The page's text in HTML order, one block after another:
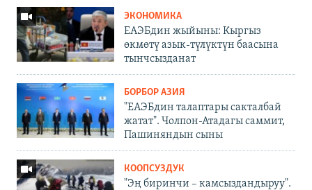
ЭКОНОМИКА
ЕАЭБдин жыйыны: Кыргыз
өкмөтү азык-түлүктүн баасына
тынчсызданат
БОРБОР АЗИЯ
"ЕАЭБдин талаптары сакталбай
жатат". Чолпон-Атадагы саммит,
Пашиняндын сыны
КООПСУЗДУК
"Эң биринчи – камсыздандыруу".